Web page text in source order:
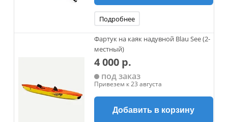
Подробнее
Фартук на каяк надувной Blau See (2-
местный)
4 000 р.
под заказ
Привезем к 23 августа
Добавить в корзину